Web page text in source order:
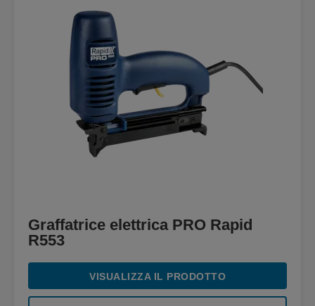
Graffatrice elettrica PRO Rapid
R553
VISUALIZZA IL PRODOTTO